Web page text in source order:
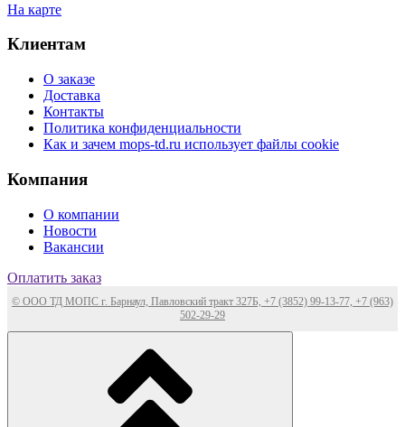
На карте
Клиентам
О заказе
Доставка
Контакты
Политика конфиденциальности
Как и зачем mops-td.ru использует файлы cookie
Компания
О компании
Новости
Вакансии
Оплатить заказ
© ООО ТД МОПС г. Барнаул, Павловский тракт 327Б, +7 (3852) 99-13-77, +7 (963)
502-29-29